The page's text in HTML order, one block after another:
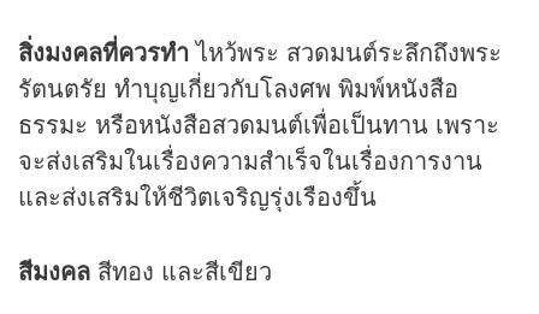
สิ่งมงคลที่ควรทำไหว้พระ สวดมนต์ระลึกถึงพระ
รัตนตรัย ทำบุญเกี่ยวกับโลงศพ พิมพ์หนังสือ
ธรรมะ หรือหนังสือสวดมนต์เพื่อเป็นทาน เพราะ
จะส่งเสริมในเรื่องความสำเร็จในเรื่องการงาน
และส่งเสริมให้ชีวิตเจริญรุ่งเรืองขึ้น
สีมงคล สีทอง และสีเขียว